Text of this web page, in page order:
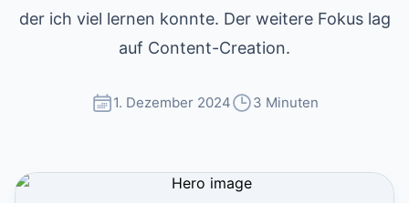
der ich viel lernen konnte. Der weitere Fokus lag
auf Content-Creation.
1. Dezember 2024 3 Minuten